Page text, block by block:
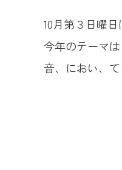
10月第３日曜
今年のテーマ
音、におい、て